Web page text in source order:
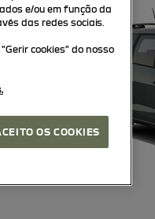
e/ou em função da
das redes sociais.
cookies" do nosso
OS COOKIES